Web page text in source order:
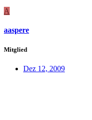
A
aaspere
Mitglied
Dez 12, 2009